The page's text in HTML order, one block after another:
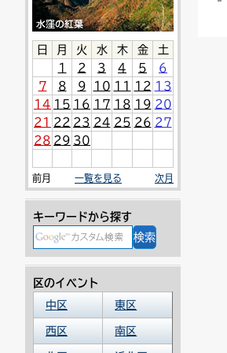
連絡ごみ
ユニバーサルデザイン
日 月 火 水 木 金
土
1
2 3 4 5
6
7
8 9 10 11 12 13
14 15 16 17 18 19 20
21
22 23 24 25 26 27
28 29 30
前月 一覧を見る 次月
キーワードから探す
区のイベント
中区
東区
西区 南区